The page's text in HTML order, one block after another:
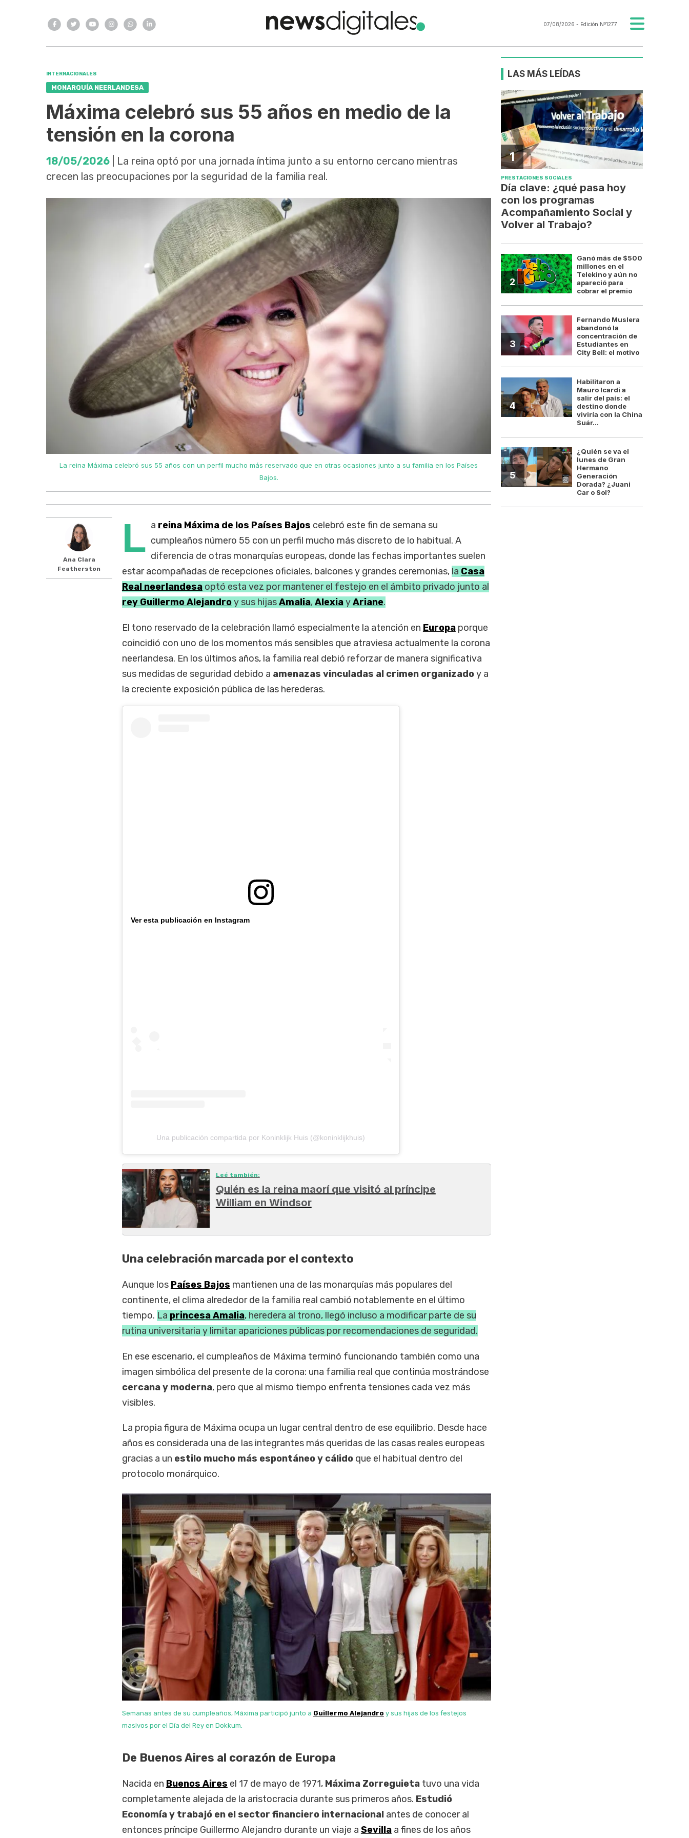
07/08/2026 - Edición Nº1277
INTERNACIONALES
MONARQUÍA NEERLANDESA
Máxima celebró sus 55 años en medio de la
tensión en la corona
18/05/2026 | La reina optó por una jornada íntima junto a su entorno cercano mientras
crecen las preocupaciones por la seguridad de la familia real.
La reina Máxima celebró sus 55 años con un perfil mucho más reservado que en otras ocasiones junto a su familia en los Países
Bajos.
La reina Máxima celebró sus 55 años con un perfil
Ana Clara
Featherston
L a reina Máxima de los Países Bajos celebró este fin de semana su
cumpleaños número 55 con un perfil mucho más discreto de lo habitual. A
diferencia de otras monarquías europeas, donde las fechas importantes suelen
estar acompañadas de recepciones oficiales, balcones y grandes ceremonias, la Casa
Real neerlandesaoptó esta vez por mantener el festejo en el ámbito privado junto al
rey Guillermo Alejandroy sus hijasAmalia,AlexiayAriane.
El tono reservado de la celebración llamó especialmente la atención en Europaporque
coincidió con uno de los momentos más sensibles que atraviesa actualmente la corona
neerlandesa. En los últimos años, la familia real debió reforzar de manera significativa
sus medidas de seguridad debido a amenazas vinculadas al crimen organizadoy a
la creciente exposición pública de las herederas.
Ver esta publicación en Instagram
Una publicación compartida por Koninklijk Huis (@koninklijkhuis)
Leé también:
Quién es la reina maorí que visitó al príncipe
William en Windsor
Una celebración marcada por el contexto
Aunque los Países Bajos mantienen una de las monarquías más populares del
continente, el clima alrededor de la familia real cambió notablemente en el último
tiempo. La princesa Amalia, heredera al trono, llegó incluso a modificar parte de su
rutina universitaria y limitar apariciones públicas por recomendaciones de seguridad.
En ese escenario, el cumpleaños de Máxima terminó funcionando también como una
imagen simbólica del presente de la corona: una familia real que continúa mostrándose
cercana y moderna, pero que al mismo tiempo enfrenta tensiones cada vez más
visibles.
La propia figura de Máxima ocupa un lugar central dentro de ese equilibrio. Desde hace
años es considerada una de las integrantes más queridas de las casas reales europeas
gracias a un estilo mucho más espontáneo y cálido que el habitual dentro del
protocolo monárquico.
Semanas antes de su cumpleaños, Máxima participó junto a Guillermo Alejandro y sus hijas de los festejos
masivos por el Día del Rey en Dokkum.
De Buenos Aires al corazón de Europa
Nacida en Buenos Aires el 17 de mayo de 1971, Máxima Zorreguieta tuvo una vida
completamente alejada de la aristocracia durante sus primeros años. Estudió
Economía y trabajó en el sector financiero internacionalantes de conocer al
entonces príncipe Guillermo Alejandro durante un viaje a Sevillaa fines de los años
LAS MÁS LEÍDAS
1
PRESTACIONES SOCIALES
Día clave: ¿qué pasa hoy
con los programas
Acompañamiento Social y
Volver al Trabajo?
2
Ganó más de $500
millones en el
Telekino y aún no
apareció para
cobrar el premio
3
Fernando Muslera
abandonó la
concentración de
Estudiantes en
City Bell: el motivo
4
Habilitaron a
Mauro Icardi a
salir del país: el
destino donde
viviría con la China
Suár...
5
¿Quién se va el
lunes de Gran
Hermano
Generación
Dorada? ¿Juani
Car o Sol?